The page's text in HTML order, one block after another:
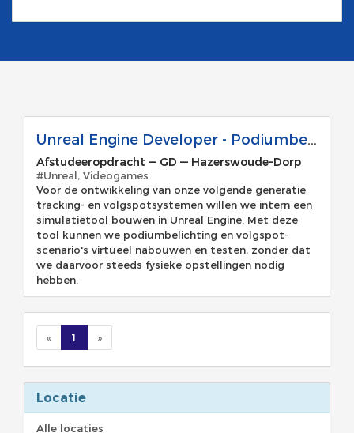
Unreal Engine Developer - Podiumbelichting Simulatie Tool
Afstudeeropdracht — GD — Hazerswoude-Dorp
#Unreal, Videogames
Voor de ontwikkeling van onze volgende generatie
tracking- en volgspotsystemen willen we intern een
simulatietool bouwen in Unreal Engine. Met deze
tool kunnen we podiumbelichting en volgspot-
scenario's virtueel nabouwen en testen, zonder dat
we daarvoor steeds fysieke opstellingen nodig
hebben.
« 1 »
Locatie
Alle locaties